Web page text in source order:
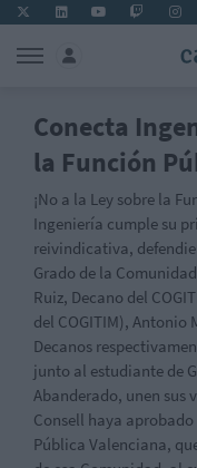
Conecta
la Función
¡No a la Ley sobre la
Ingeniería cumple su
reivindicativa,
Grado de la
Ruiz, Decano del
del COGITIM), Antonio
Decanos
junto al estudiante de
Abanderado, unen sus
Consell haya
Pública Valenciana,